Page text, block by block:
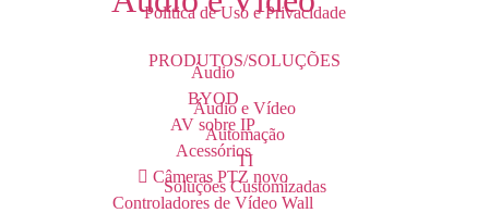
Áudio
BYOD
AV sobre IP
Acessórios
Câmeras PTZ novo
Controladores de Vídeo Wall
Política de Uso e Privacidade
PRODUTOS/SOLUÇÕES
Áudio e Vídeo
Automação
TI
Soluções Customizadas